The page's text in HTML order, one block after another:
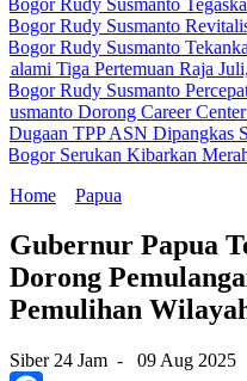
Susmanto Revitalisasi
Susmanto Tekankan Camat
Pertemuan Raja Juli,
Susmanto Percepat
Career Center Aktif
ASN Dipangkas Setengah
Kibarkan Merah Putih
Home
Papua
Gubernur Papua
Dorong
Pemulihan
Siber 24 Jam - 09 Aug 2025